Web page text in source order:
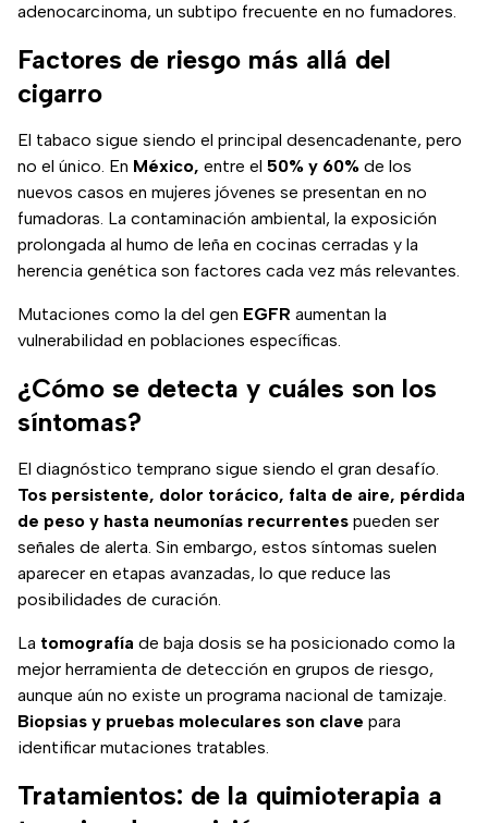
adenocarcinoma, un subtipo frecuente en no fumadores.
Factores de riesgo más allá del
cigarro
El tabaco sigue siendo el principal desencadenante, pero
no el único. En México, entre el 50% y 60% de los
nuevos casos en mujeres jóvenes se presentan en no
fumadoras. La contaminación ambiental, la exposición
prolongada al humo de leña en cocinas cerradas y la
herencia genética son factores cada vez más relevantes.
Mutaciones como la del gen EGFR aumentan la
vulnerabilidad en poblaciones específicas.
¿Cómo se detecta y cuáles son los
síntomas?
El diagnóstico temprano sigue siendo el gran desafío.
Tos persistente, dolor torácico, falta de aire, pérdida
de peso y hasta neumonías recurrentes pueden ser
señales de alerta. Sin embargo, estos síntomas suelen
aparecer en etapas avanzadas, lo que reduce las
posibilidades de curación.
La tomografía de baja dosis se ha posicionado como la
mejor herramienta de detección en grupos de riesgo,
aunque aún no existe un programa nacional de tamizaje.
Biopsias y pruebas moleculares son clave para
identificar mutaciones tratables.
Tratamientos: de la quimioterapia a